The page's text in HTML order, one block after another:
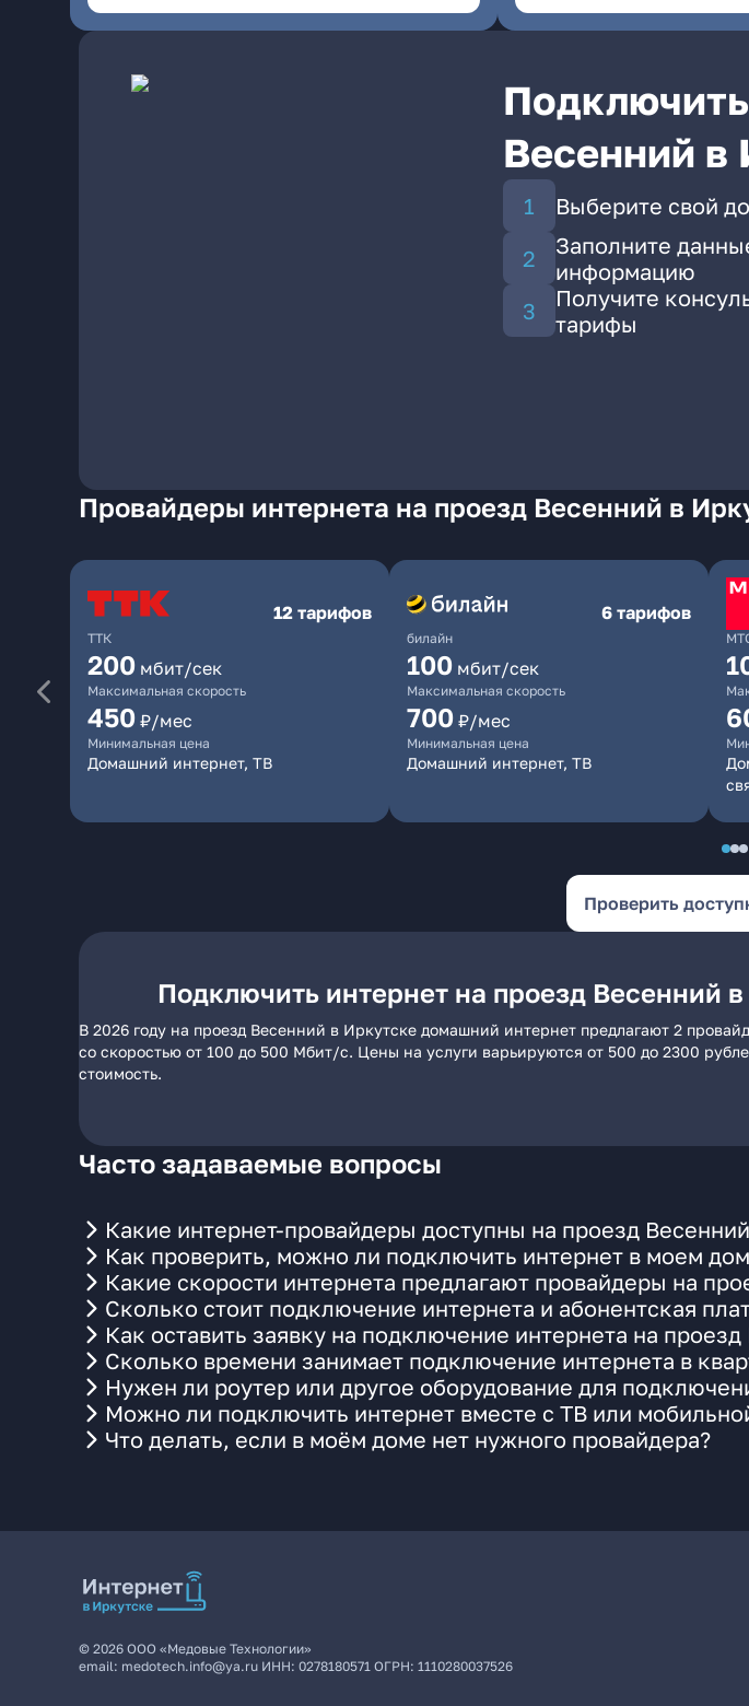
Весенний в
Выберите свой
Заполните
информацию
Получите
тарифы
Провайдеры интернета на проезд Весенний в
ТТК
12 тарифов
200 мбит/сек
Максимальная скорость
450 ₽/мес
Минимальная цена
Домашний интернет, ТВ
билайн
6 тарифов
100 мбит/сек
Максимальная скорость
700 ₽/мес
Минимальная цена
Домашний интернет, ТВ
Проверить
Подключить интернет на проезд Весенний
В 2026 году на проезд Весенний в Иркутске домашний интернет предлагают 2
со скоростью от 100 до 500 Мбит/с. Цены на услуги варьируются от 500 до 2300
стоимость.
Часто задаваемые вопросы
Какие интернет-провайдеры доступны на проезд
Как проверить, можно ли подключить интернет в моем
Какие скорости интернета предлагают провайдеры на
Сколько стоит подключение интернета и абонентская
Как оставить заявку на подключение интернета на
Сколько времени занимает подключение интернета в
Нужен ли роутер или другое оборудование для
Можно ли подключить интернет вместе с ТВ или
Что делать, если в моём доме нет нужного провайдера?
© 2026 ООО «Медовые Технологии»
email: medotech.info@ya.ru ИНН: 0278180571 ОГРН: 1110280037526